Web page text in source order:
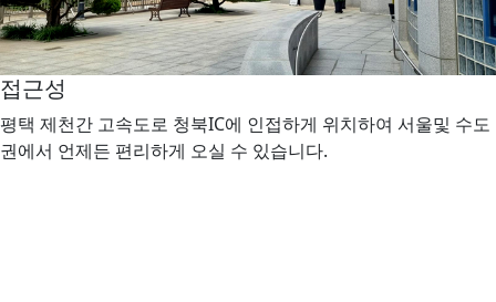
우수성
사면 자연채광이 가능하게 설계된 건축물과 명봉산을 배경
높은 지대에 자리잡고 있어 조망권이 뛰어납니다.